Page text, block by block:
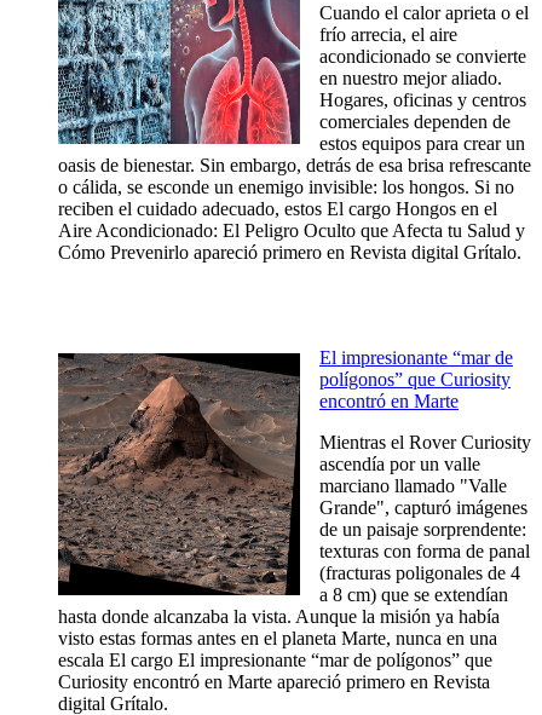
Cuando el calor aprieta o el
frío arrecia, el aire
acondicionado se convierte
en nuestro mejor aliado.
Hogares, oficinas y centros
comerciales dependen de
estos equipos para crear un
oasis de bienestar. Sin embargo, detrás de esa brisa refrescante
o cálida, se esconde un enemigo invisible: los hongos. Si no
reciben el cuidado adecuado, estos El cargo Hongos en el
Aire Acondicionado: El Peligro Oculto que Afecta tu Salud y
Cómo Prevenirlo apareció primero en Revista digital Grítalo.
El impresionante “mar de
polígonos” que Curiosity
encontró en Marte
Mientras el Rover Curiosity
ascendía por un valle
marciano llamado "Valle
Grande", capturó imágenes
de un paisaje sorprendente:
texturas con forma de panal
(fracturas poligonales de 4
a 8 cm) que se extendían
hasta donde alcanzaba la vista. Aunque la misión ya había
visto estas formas antes en el planeta Marte, nunca en una
escala El cargo El impresionante “mar de polígonos” que
Curiosity encontró en Marte apareció primero en Revista
digital Grítalo.